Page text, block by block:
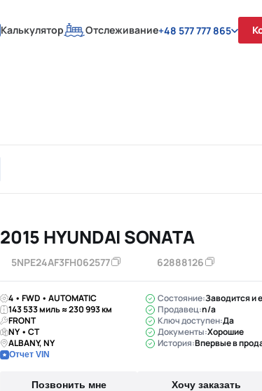
Калькулятор Отслеживание+48 577 777 865
2015 HYUNDAI SONATA
5NPE24AF3FH062577 62888126
4 • FWD • AUTOMATIC
143 533 миль ≈ 230 993 км
FRONT
NY • CT
ALBANY, NY
Отчет VIN
Состояние:Заводится и
Продавец:n/a
Ключ доступен:Да
Документы:Хорошие
История:Впервые в
Позвонить мне Хочу заказать